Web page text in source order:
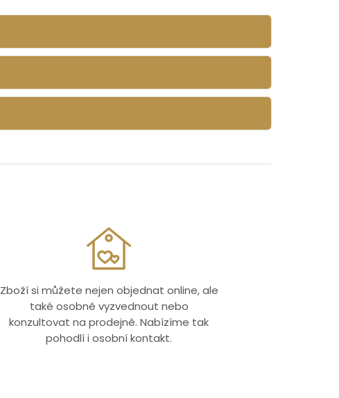
Zboží si můžete nejen objednat online, ale
také osobně vyzvednout nebo
konzultovat na prodejně. Nabízíme tak
pohodlí i osobní kontakt.